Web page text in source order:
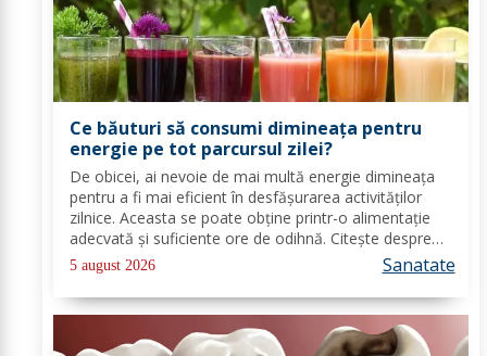
Ce băuturi să consumi dimineața pentru
energie pe tot parcursul zilei?
De obicei, ai nevoie de mai multă energie dimineața
pentru a fi mai eficient în desfășurarea activităților
zilnice. Aceasta se poate obține printr-o alimentație
adecvată și suficiente ore de odihnă. Citește despre
băuturile care pot oferi energie dimineața. În general,
oamenii aleg să bea cafea...
5 august 2026 Sanatate